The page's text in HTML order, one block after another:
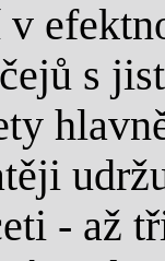
v
s
- až